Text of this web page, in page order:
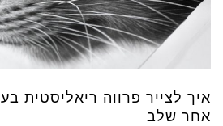
איך לצייר פרווה ריאליסטית
אחר שלב